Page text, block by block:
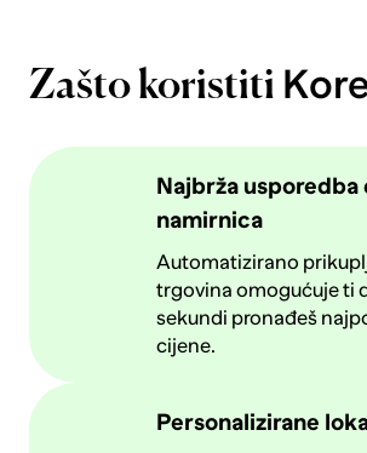
Zašto koristiti
Najbrža usporedba
namirnica
Automatizirano
trgovina omogućuje ti
sekundi pronađeš
cijene.
Personalizirane